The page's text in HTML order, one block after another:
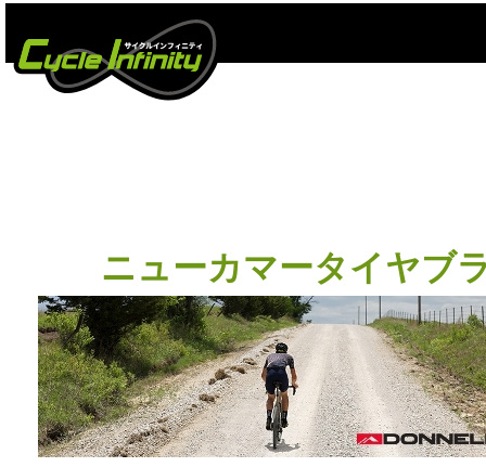
ニューカマータイヤブ